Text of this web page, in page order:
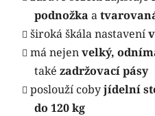
podnožka a
široká škála nastavení
má nejenvelký,
také zadržovací pásy
poslouží cobyjídelní
do 120 kg